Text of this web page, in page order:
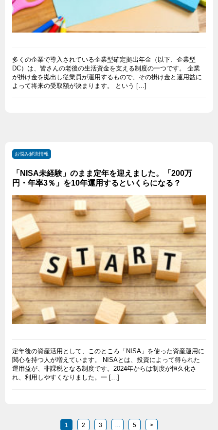
多くの企業で導入されている企業型確定拠出年金（以下、企業型
DC）は、皆さんの老後の生活資金を支える制度の一つです。 企業
が掛け金を拠出し従業員が運用するもので、その掛け金と運用益に
よって将来の受取額が決まります。 という […]
お悩み解決情報
「NISA未経験」のまま定年を迎えました。「200万
円・年率3％」を10年運用するといくらになる？
定年後の資産活用として、このところ「NISA」を使った資産運用に
関心を持つ人が増えています。 NISAとは、投資によって得られた
運用益が、非課税となる制度です。2024年からは制度が恒久化さ
れ、利用しやすくなりました。一 […]
1 2 3 … 5 >